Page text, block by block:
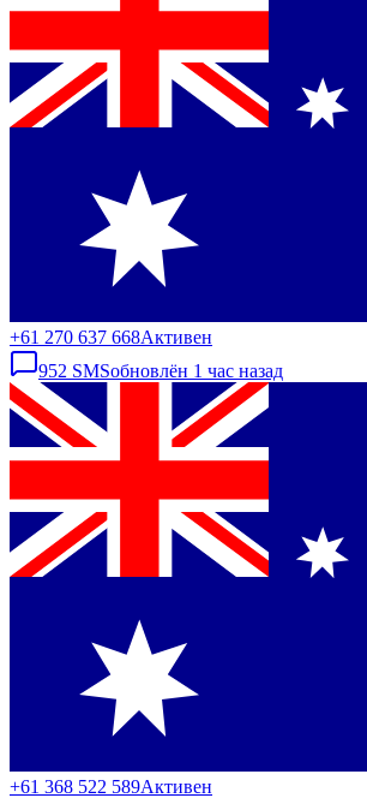
+61 270 637 668Активен
952 SMSобновлён 1 час назад
+61 368 522 589Активен